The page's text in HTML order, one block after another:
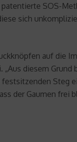
SOS-
sich
auf die
diesem Grund
Steg
der Gaumen frei